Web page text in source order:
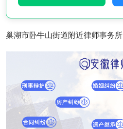
巢湖市卧牛山街道附近律师事务所